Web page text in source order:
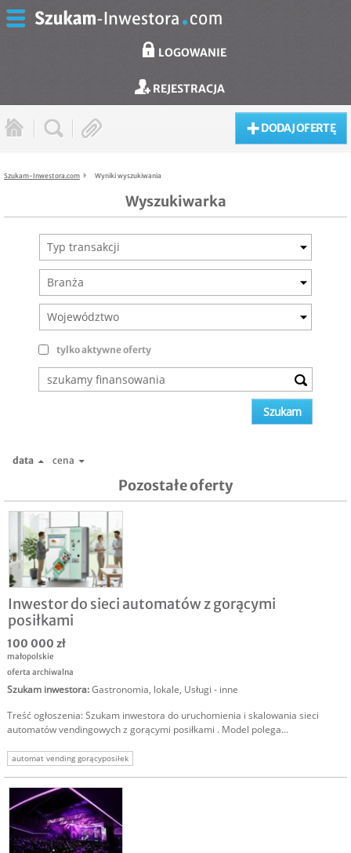
LOGOWANIE
REJESTRACJA
DODAJ OFERTĘ
Szukam-Inwestora.com Wyniki wyszukiwania
Wyszukiwarka
Typ transakcji
Branża
Województwo
tylko aktywne oferty
data cena
Pozostałe oferty
Inwestor do sieci automatów z gorącymi
posiłkami
100 000 zł
małopolskie
oferta archiwalna
Szukam inwestora:Gastronomia, lokale, Usługi - inne
Treść ogłoszenia: Szukam inwestora do uruchomienia i skalowania sieci
automatów vendingowych z gorącymi posiłkami . Model polega...
automat vending gorącyposiłek